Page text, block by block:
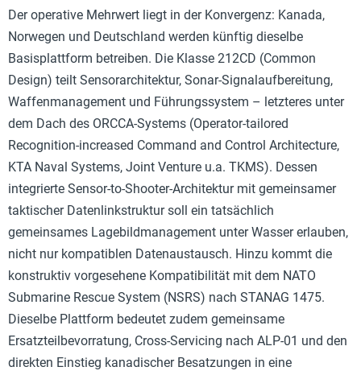
Der operative Mehrwert liegt in der Konvergenz: Kanada,
Norwegen und Deutschland werden künftig dieselbe
Basisplattform betreiben. Die Klasse 212CD (Common
Design) teilt Sensorarchitektur, Sonar-Signalaufbereitung,
Waffenmanagement und Führungssystem – letzteres unter
dem Dach des ORCCA-Systems (Operator-tailored
Recognition-increased Command and Control Architecture,
KTA Naval Systems, Joint Venture u.a. TKMS). Dessen
integrierte Sensor-to-Shooter-Architektur mit gemeinsamer
taktischer Datenlinkstruktur soll ein tatsächlich
gemeinsames Lagebildmanagement unter Wasser erlauben,
nicht nur kompatiblen Datenaustausch. Hinzu kommt die
konstruktiv vorgesehene Kompatibilität mit dem NATO
Submarine Rescue System (NSRS) nach STANAG 1475.
Dieselbe Plattform bedeutet zudem gemeinsame
Ersatzteilbevorratung, Cross-Servicing nach ALP-01 und den
direkten Einstieg kanadischer Besatzungen in eine